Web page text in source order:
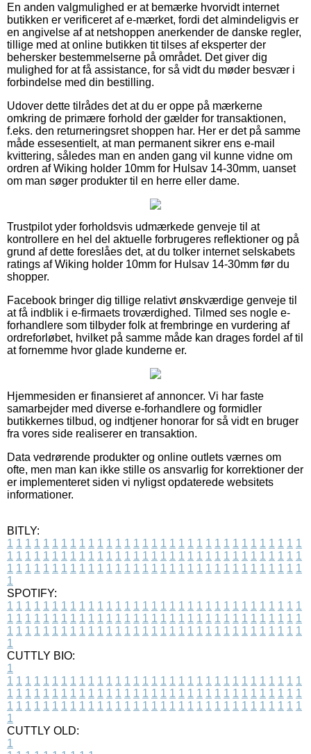
En anden valgmulighed er at bemærke hvorvidt internet
butikken er verificeret af e-mærket, fordi det almindeligvis er
en angivelse af at netshoppen anerkender de danske regler,
tillige med at online butikken tit tilses af eksperter der
behersker bestemmelserne på området. Det giver dig
mulighed for at få assistance, for så vidt du møder besvær i
forbindelse med din bestilling.
Udover dette tilrådes det at du er oppe på mærkerne
omkring de primære forhold der gælder for transaktionen,
f.eks. den returneringsret shoppen har. Her er det på samme
måde essesentielt, at man permanent sikrer ens e-mail
kvittering, således man en anden gang vil kunne vidne om
ordren af Wiking holder 10mm for Hulsav 14-30mm, uanset
om man søger produkter til en herre eller dame.
Trustpilot yder forholdsvis udmærkede genveje til at
kontrollere en hel del aktuelle forbrugeres reflektioner og på
grund af dette foreslåes det, at du tolker internet selskabets
ratings af Wiking holder 10mm for Hulsav 14-30mm før du
shopper.
Facebook bringer dig tillige relativt ønskværdige genveje til
at få indblik i e-firmaets troværdighed. Tilmed ses nogle e-
forhandlere som tilbyder folk at frembringe en vurdering af
ordreforløbet, hvilket på samme måde kan drages fordel af til
at fornemme hvor glade kunderne er.
Hjemmesiden er finansieret af annoncer. Vi har faste
samarbejder med diverse e-forhandlere og formidler
butikkernes tilbud, og indtjener honorar for så vidt en bruger
fra vores side realiserer en transaktion.
Data vedrørende produkter og online outlets værnes om
ofte, men man kan ikke stille os ansvarlig for korrektioner der
er implementeret siden vi nyligst opdaterede websitets
informationer.
BITLY:
1 1 1 1 1 1 1 1 1 1 1 1 1 1 1 1 1 1 1 1 1 1 1 1 1 1 1 1 1 1 1 1 1
1 1 1 1 1 1 1 1 1 1 1 1 1 1 1 1 1 1 1 1 1 1 1 1 1 1 1 1 1 1 1 1 1
1 1 1 1 1 1 1 1 1 1 1 1 1 1 1 1 1 1 1 1 1 1 1 1 1 1 1 1 1 1 1 1 1
1
SPOTIFY:
1 1 1 1 1 1 1 1 1 1 1 1 1 1 1 1 1 1 1 1 1 1 1 1 1 1 1 1 1 1 1 1 1
1 1 1 1 1 1 1 1 1 1 1 1 1 1 1 1 1 1 1 1 1 1 1 1 1 1 1 1 1 1 1 1 1
1 1 1 1 1 1 1 1 1 1 1 1 1 1 1 1 1 1 1 1 1 1 1 1 1 1 1 1 1 1 1 1 1
1
CUTTLY BIO:
1
1 1 1 1 1 1 1 1 1 1 1 1 1 1 1 1 1 1 1 1 1 1 1 1 1 1 1 1 1 1 1 1 1
1 1 1 1 1 1 1 1 1 1 1 1 1 1 1 1 1 1 1 1 1 1 1 1 1 1 1 1 1 1 1 1 1
1 1 1 1 1 1 1 1 1 1 1 1 1 1 1 1 1 1 1 1 1 1 1 1 1 1 1 1 1 1 1 1 1
1
CUTTLY OLD:
1